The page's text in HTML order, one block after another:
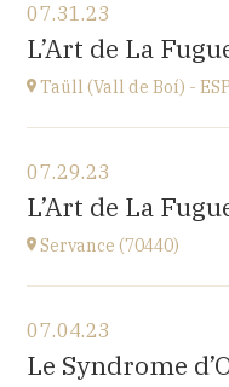
Escalarre (La
église
at21H00
07.31.23
L’Art de La
Taüll (Vall de Boí) -
Taüll (Vall de Boí) -
église
at21H00
07.29.23
L’Art de La
Servance (70440)
Eglise de Servance
at17H
07.04.23
Le Syndrome